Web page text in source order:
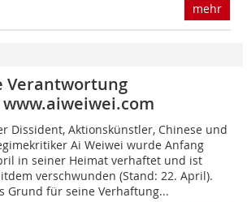
mehr
Verantwortung
Dissident, Aktionskünstler, Chinese und
Ai Weiwei wurde Anfang
in seiner Heimat verhaftet und ist
verschwunden (Stand: 22. April).
Grund für seine Verhaftung...